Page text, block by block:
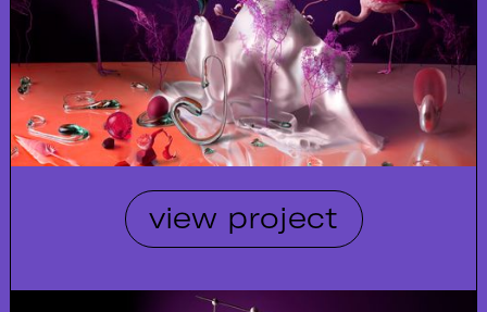
view project